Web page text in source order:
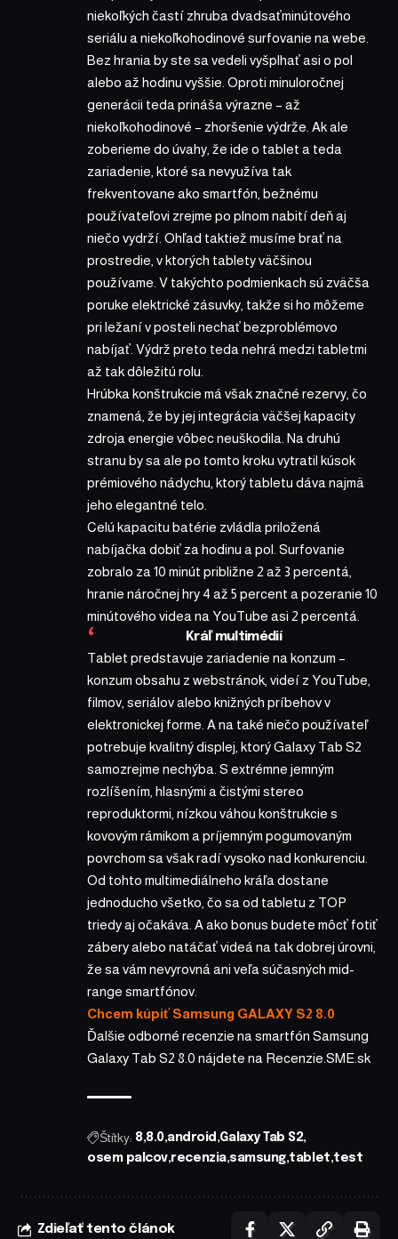
niekoľkých častí zhruba dvadsaťminútového
seriálu a niekoľkohodinové surfovanie na webe.
Bez hrania by ste sa vedeli vyšplhať asi o pol
alebo až hodinu vyššie. Oproti minuloročnej
generácii teda prináša výrazne – až
niekoľkohodinové – zhoršenie výdrže. Ak ale
zoberieme do úvahy, že ide o tablet a teda
zariadenie, ktoré sa nevyužíva tak
frekventovane ako smartfón, bežnému
používateľovi zrejme po plnom nabití deň aj
niečo vydrží. Ohľad taktiež musíme brať na
prostredie, v ktorých tablety väčšinou
používame. V takýchto podmienkach sú zväčša
poruke elektrické zásuvky, takže si ho môžeme
pri ležaní v posteli nechať bezproblémovo
nabíjať. Výdrž preto teda nehrá medzi tabletmi
až tak dôležitú rolu.
Hrúbka konštrukcie má však značné rezervy, čo
znamená, že by jej integrácia väčšej kapacity
zdroja energie vôbec neuškodila. Na druhú
stranu by sa ale po tomto kroku vytratil kúsok
prémiového nádychu, ktorý tabletu dáva najmä
jeho elegantné telo.
Celú kapacitu batérie zvládla priložená
nabíjačka dobiť za hodinu a pol. Surfovanie
zobralo za 10 minút približne 2 až 3 percentá,
hranie náročnej hry 4 až 5 percent a pozeranie 10
minútového videa na YouTube asi 2 percentá.
Kráľ multimédií
Tablet predstavuje zariadenie na konzum –
konzum obsahu z webstránok, videí z YouTube,
filmov, seriálov alebo knižných príbehov v
elektronickej forme. A na také niečo používateľ
potrebuje kvalitný displej, ktorý Galaxy Tab S2
samozrejme nechýba. S extrémne jemným
rozlíšením, hlasnými a čistými stereo
reproduktormi, nízkou váhou konštrukcie s
kovovým rámikom a príjemným pogumovaným
povrchom sa však radí vysoko nad konkurenciu.
Od tohto multimediálneho kráľa dostane
jednoducho všetko, čo sa od tabletu z TOP
triedy aj očakáva. A ako bonus budete môcť fotiť
zábery alebo natáčať videá na tak dobrej úrovni,
že sa vám nevyrovná ani veľa súčasných mid-
range smartfónov.
Chcem kúpiť Samsung GALAXY S2 8.0
Ďalšie odborné recenzie na smartfón Samsung
Galaxy Tab S2 8.0 nájdete na Recenzie.SME.sk
Štítky: 8 8.0 android Galaxy Tab S2
osem palcov recenzia samsung tablet test
Zdieľať tento článok